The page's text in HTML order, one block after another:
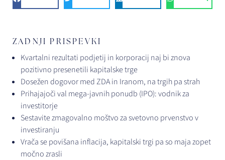
ZADNJI PRISPEVKI
Kvartalni rezultati podjetij in korporacij naj bi znova
pozitivno presenetili kapitalske trge
Dosežen dogovor med ZDA in Iranom, na trgih pa strah
Prihajajoči val mega-javnih ponudb (IPO): vodnik za
investitorje
Sestavite zmagovalno moštvo za svetovno prvenstvo v
investiranju
Vrača se povišana inflacija, kapitalski trgi pa so maja zopet
močno zrasli